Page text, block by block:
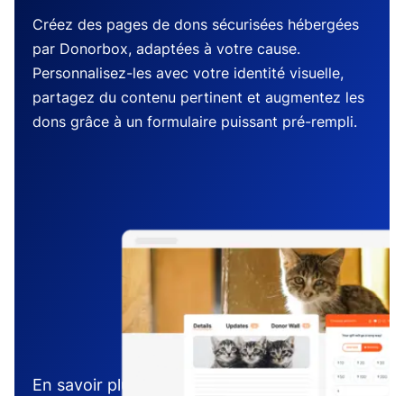
Créez des pages de dons sécurisées hébergées
par Donorbox, adaptées à votre cause.
Personnalisez-les avec votre identité visuelle,
partagez du contenu pertinent et augmentez les
dons grâce à un formulaire puissant pré-rempli.
En savoir plus